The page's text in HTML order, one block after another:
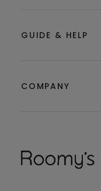
GUIDE & HELP
COMPANY